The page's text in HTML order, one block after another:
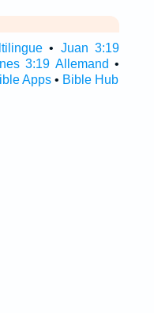
• Juan 3:19
3:19 Allemand •
Apps• Bible Hub